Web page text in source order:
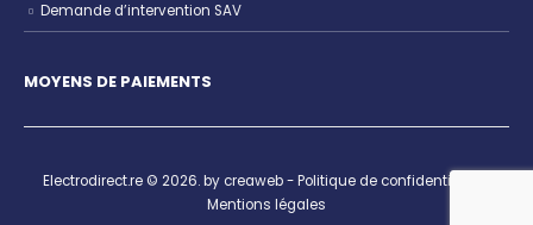
Demande d’intervention SAV
MOYENS DE PAIEMENTS
Electrodirect.re © 2026. by creaweb -Politique de confidentialité
Mentions légales